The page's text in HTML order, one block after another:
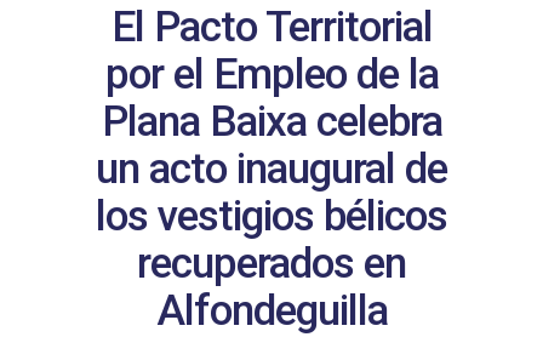
El Pacto Territorial
por el Empleo de la
Plana Baixa celebra
un acto inaugural de
los vestigios bélicos
recuperados en
Alfondeguilla